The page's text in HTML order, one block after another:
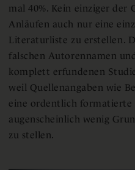
mal 40%. Kein einziger der
Anläufen auch nur eine
Literaturliste zu erstellen.
falschen Autorennamen
komplett erfundenen
weil Quellenangaben wie
eine ordentlich
augenscheinlich wenig
zu stellen.